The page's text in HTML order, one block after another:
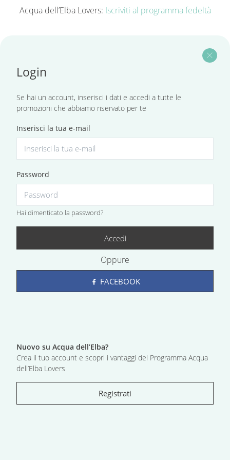
Acqua dell’Elba Lovers: Iscriviti al programma fedeltà
close
Login
Se hai un account, inserisci i dati e accedi a tutte le
promozioni che abbiamo riservato per te
Inserisci la tua e-mail
Password
Hai dimenticato la password?
Accedi
Oppure
FACEBOOK
Nuovo su Acqua dell’Elba?
Crea il tuo account e scopri i vantaggi del Programma Acqua
dell’Elba Lovers
Registrati